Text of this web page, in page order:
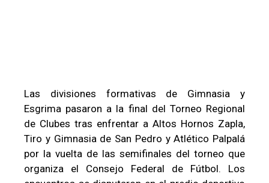
Las divisiones formativas de Gimnasia y
Esgrima pasaron a la final del Torneo Regional
de Clubes tras enfrentar a Altos Hornos Zapla,
Tiro y Gimnasia de San Pedro y Atlético Palpalá
por la vuelta de las semifinales del torneo que
organiza el Consejo Federal de Fútbol. Los